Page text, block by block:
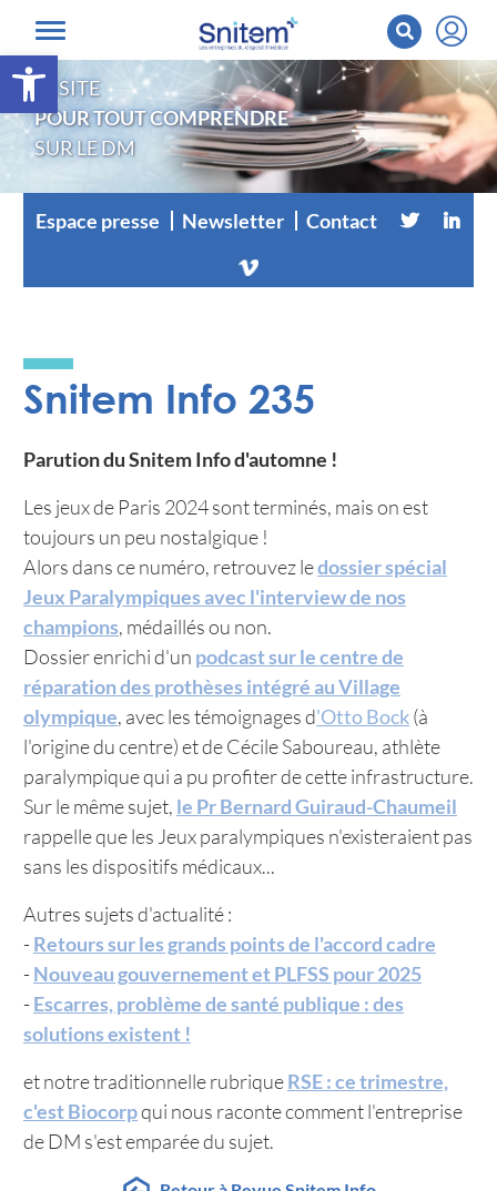
Ouvrir la barre d’outils
LE SITE
POUR TOUT COMPRENDRE
SUR LE DM
Espace presse Newsletter Contact
Snitem Info 235
Parution du Snitem Info d'automne !
Les jeux de Paris 2024 sont terminés, mais on est
toujours un peu nostalgique !
Alors dans ce numéro, retrouvez ledossier spécial
Jeux Paralympiques avec l'interview de nos
champions, médaillés ou non.
Dossier enrichi d'un podcast sur le centre de
réparation des prothèses intégré au Village
olympique, avec les témoignages d'Otto Bock(à
l'origine du centre) et de Cécile Saboureau, athlète
paralympique qui a pu profiter de cette infrastructure.
Sur le même sujet, le Pr Bernard Guiraud-Chaumeil
rappelle que les Jeux paralympiques n'existeraient pas
sans les dispositifs médicaux...
Autres sujets d'actualité :
- Retours sur les grands points de l'accord cadre
- Nouveau gouvernement et PLFSS pour 2025
- Escarres, problème de santé publique : des
solutions existent !
et notre traditionnelle rubriqueRSE : ce trimestre,
c'est Biocorpqui nous raconte comment l'entreprise
de DM s'est emparée du sujet.